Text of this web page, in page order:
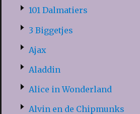
101 Dalmatiers
3 Biggetjes
Ajax
Aladdin
Alice in Wonderland
Alvin en de Chipmunks